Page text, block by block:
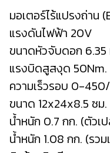
มอเตอร์ไร้แปรงถ่าน
แรงดันไฟฟ้า 20V
ขนาดหัวจับดอก 6.35
แรงบิดสูสงุด 50Nm.
ความเร็วรอบ 0-
ขนาด 12x24x8.5 ซ
น้ำหนัก 0.7 กก. (ตัวเ
น้ำหนัก 1.08 กก. (รว